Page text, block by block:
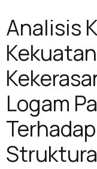
Analisis
Logam